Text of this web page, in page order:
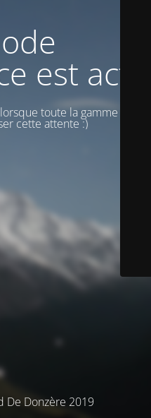
est actif
toute la gamme sera
cette attente :)
De Donzère 2019